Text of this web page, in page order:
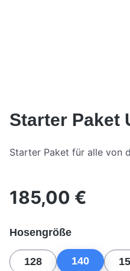
Starter Paket
Starter Paket für alle von
Regulärer Preis:
185,00 €
Hosengrößeauswählen
128 140